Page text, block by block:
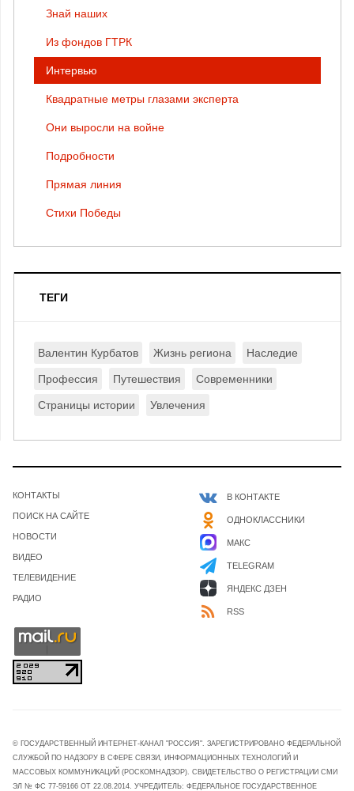
Знай наших
Из фондов ГТРК
Интервью
Квадратные метры глазами эксперта
Они выросли на войне
Подробности
Прямая линия
Стихи Победы
ТЕГИ
Валентин Курбатов Жизнь региона Наследие
Профессия Путешествия Современники
Страницы истории Увлечения
КОНТАКТЫ
ПОИСК НА САЙТЕ
НОВОСТИ
ВИДЕО
ТЕЛЕВИДЕНИЕ
РАДИО
В КОНТАКТЕ
ОДНОКЛАССНИКИ
МАКС
TELEGRAM
ЯНДЕКС ДЗЕН
RSS
© ГОСУДАРСТВЕННЫЙ ИНТЕРНЕТ-КАНАЛ "РОССИЯ". ЗАРЕГИСТРИРОВАНО ФЕДЕРАЛЬНОЙ
СЛУЖБОЙ ПО НАДЗОРУ В СФЕРЕ СВЯЗИ, ИНФОРМАЦИОННЫХ ТЕХНОЛОГИЙ И
МАССОВЫХ КОММУНИКАЦИЙ (РОСКОМНАДЗОР). СВИДЕТЕЛЬСТВО О РЕГИСТРАЦИИ СМИ
ЭЛ № ФС 77-59166 ОТ 22.08.2014. УЧРЕДИТЕЛЬ: ФЕДЕРАЛЬНОЕ ГОСУДАРСТВЕННОЕ